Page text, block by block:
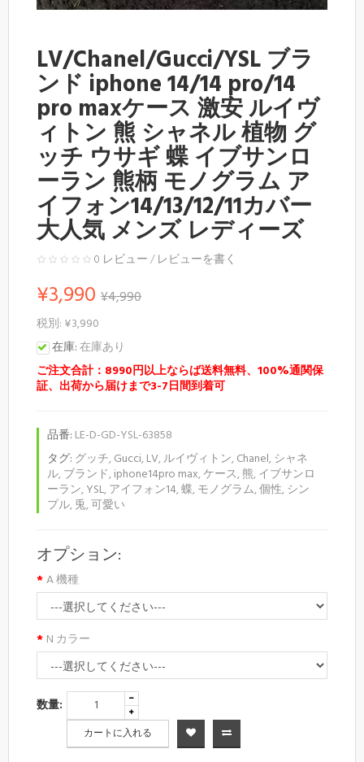
LV/Chanel/Gucci/YSL ブラ
ンド iphone 14/14 pro/14
pro maxケース 激安 ルイヴ
ィトン 熊 シャネル 植物 グ
ッチ ウサギ 蝶 イブサンロ
ーラン 熊柄 モノグラム ア
イフォン14/13/12/11カバー
大人気 メンズ レディーズ
0 レビュー/レビューを書く
¥3,990 ¥4,990
税別: ¥3,990
在庫:在庫あり
ご注文合計：8990円以上ならば送料無料、100%通関保
証、出荷から届けまで3-7日間到着可
品番: LE-D-GD-YSL-63858
タグ: グッチ,Gucci,LV,ルイヴィトン,Chanel, シャネ
ル,ブランド,iphone14pro max,ケース,熊,イブサンロ
ーラン,YSL,アイフォン14,蝶,モノグラム,個性, シン
プル,兎,可愛い
オプション:
A 機種
N カラー
数量:
カートに入れる